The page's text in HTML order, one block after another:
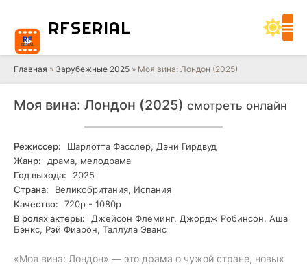
RFSERIAL
Главная » Зарубежные 2025 » Моя вина: Лондон (2025)
Моя вина: Лондон (2025) смотреть онлайн
Режиссер:
Шарлотта Фасслер, Дэни Гирдвуд
Жанр:
драма, мелодрама
Год выхода:
2025
Страна:
Великобритания, Испания
Качество:
720р - 1080р
В ролях актеры:
Джейсон Флеминг, Джордж Робинсон, Аша
Бэнкс, Рэй Фиарон, Таллула Эванс
«Моя вина: Лондон» — это драма о чужой стране, новых